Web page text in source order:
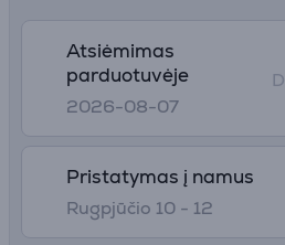
Atsiėmimas
parduotuvėje
2026-08-07
Pristatymas į namus
Rugpjūčio 10 - 12